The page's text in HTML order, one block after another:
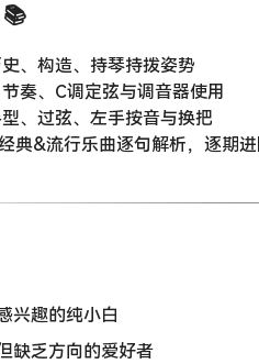
、构造、持琴持拨姿势
奏、C调定弦与调音器使用
、过弦、左手按音与换把
典&流行乐曲逐句解析，逐期进
兴趣的纯小白
缺乏方向的爱好者